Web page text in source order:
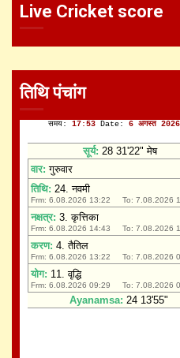
Live Cricket score
तिथि पंचांग